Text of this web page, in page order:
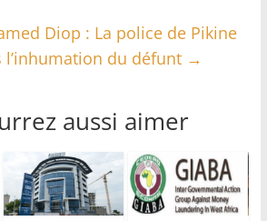
Diop : La police de Pikine
l’inhumation du défunt →
aussi aimer